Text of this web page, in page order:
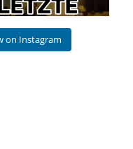
on Instagram